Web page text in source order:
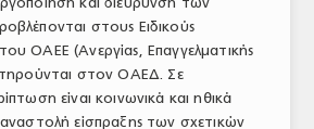
στους Ειδικούς
ΟΑΕΕ (Ανεργίας, Επαγγελματικής
στον ΟΑΕΔ. Σε
είναι κοινωνικά και ηθικά
αναστολή είσπραξης των σχετικών